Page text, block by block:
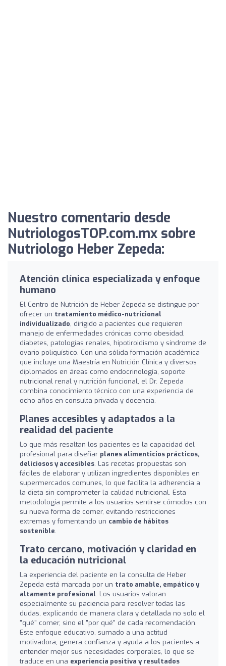
Nuestro comentario desde
NutriologosTOP.com.mx sobre
Nutriologo Heber Zepeda:
Atención clínica especializada y enfoque
humano
El Centro de Nutrición de Heber Zepeda se distingue por
ofrecer un tratamiento médico-nutricional
individualizado, dirigido a pacientes que requieren
manejo de enfermedades crónicas como obesidad,
diabetes, patologías renales, hipotiroidismo y síndrome de
ovario poliquístico. Con una sólida formación académica
que incluye una Maestría en Nutrición Clínica y diversos
diplomados en áreas como endocrinología, soporte
nutricional renal y nutrición funcional, el Dr. Zepeda
combina conocimiento técnico con una experiencia de
ocho años en consulta privada y docencia.
Planes accesibles y adaptados a la
realidad del paciente
Lo que más resaltan los pacientes es la capacidad del
profesional para diseñar planes alimenticios prácticos,
deliciosos y accesibles. Las recetas propuestas son
fáciles de elaborar y utilizan ingredientes disponibles en
supermercados comunes, lo que facilita la adherencia a
la dieta sin comprometer la calidad nutricional. Esta
metodología permite a los usuarios sentirse cómodos con
su nueva forma de comer, evitando restricciones
extremas y fomentando un cambio de hábitos
sostenible.
Trato cercano, motivación y claridad en
la educación nutricional
La experiencia del paciente en la consulta de Heber
Zepeda está marcada por un trato amable, empático y
altamente profesional. Los usuarios valoran
especialmente su paciencia para resolver todas las
dudas, explicando de manera clara y detallada no solo el
"qué" comer, sino el "por qué" de cada recomendación.
Este enfoque educativo, sumado a una actitud
motivadora, genera confianza y ayuda a los pacientes a
entender mejor sus necesidades corporales, lo que se
traduce en una experiencia positiva y resultados